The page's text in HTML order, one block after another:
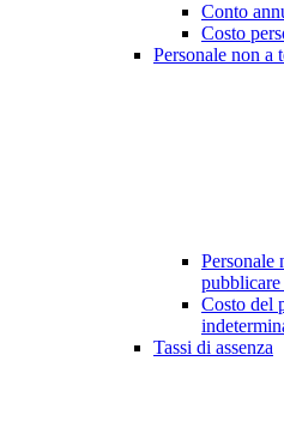
Conto
Costo
Personale non a
Personale
Costo del
Tassi di assenza